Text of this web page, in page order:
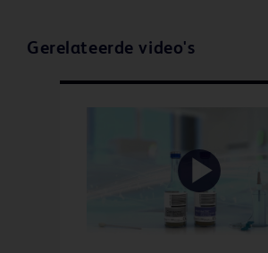
Gerelateerde video's
Play